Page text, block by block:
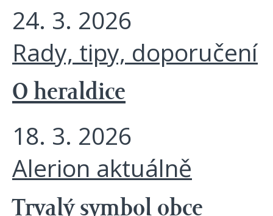
24. 3. 2026
Rady, tipy, doporučení
O heraldice
18. 3. 2026
Alerion aktuálně
Trvalý symbol obce